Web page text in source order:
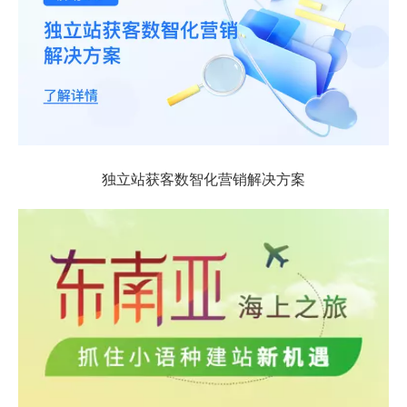
独立站获客数智化营销解决方案